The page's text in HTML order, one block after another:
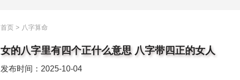
首页 > 八字算命
女的八字里有四个正什么意思 八字带四正的女人
发布时间：2025-10-04